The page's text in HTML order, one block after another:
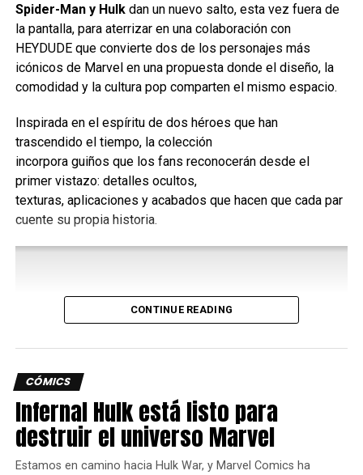
Llegó la hora de explorar la Cuenca Coralina, un vecindario
En esta área sumergida, quienes jueguen podrán construir
estructuras que flotan a distintos niveles gracias a los
bloques flotantes, así como activar máquinas de burbujas
o farolas con la ayuda de Pokémon que tengan la
especialidad Electrificar.
Lo que ofrece el nuevo contenido de
Pokémon Pokopia
En esta aventura submarina por la Cuenca Coralina, los
jugadores encontrarán atuendos y muebles nuevos, más
Pokémon y una mejora del movimiento Surf. También se
podrá construir un submarino Sharpedo para crear una
habitación que parecerá una base secreta.
Spider-Man y Hulkdan un nuevo salto, esta vez fuera de
la pantalla, para aterrizar en una colaboración con
HEYDUDE que convierte dos de los personajes más
icónicos de Marvel en una propuesta donde el diseño, la
comodidad y la cultura pop comparten el mismo espacio.
Inspirada en el espíritu de dos héroes que han
trascendido el tiempo, la colección
incorpora guiños que los fans reconocerán desde el
primer vistazo: detalles ocultos,
texturas, aplicaciones y acabados que hacen que cada par
cuente su propia historia.
CONTINUE READING
CÓMICS
Infernal Hulk está listo para
destruir el universo Marvel
Estamos en camino hacia Hulk War, y Marvel Comics ha